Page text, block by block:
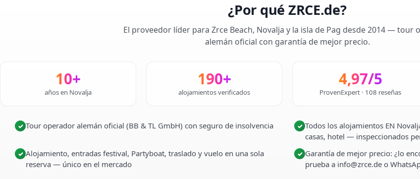
¿Por qué ZRCE.de?
El proveedor líder para Zrce Beach, Novalja y la isla de Pag desde 2014 — tour
alemán oficial con garantía de mejor precio.
10+
años en Novalja
190+
alojamientos verificados
4,97/5
ProvenExpert · 108 reseñas
✓ Tour operador alemán oficial (BB & TL GmbH) con seguro de insolvencia ✓ Todos los alojamientos EN
casas, hotel — inspeccionados
✓ Alojamiento, entradas festival, Partyboat, traslado y vuelo en una sola
reserva — único en el mercado
✓ Garantía de mejor precio: ¿lo
prueba a info@zrce.de o